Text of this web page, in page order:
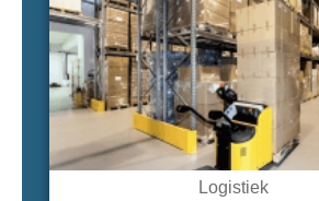
Logistiek